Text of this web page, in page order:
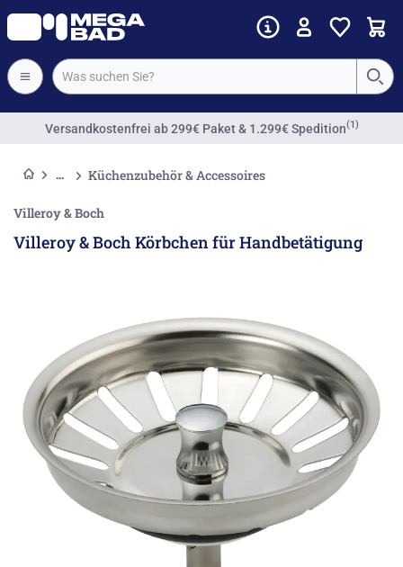
Versandkostenfrei ab 299€ Paket & 1.299€ Spedition(1)
Küchenzubehör & Accessoires
Villeroy & Boch
Villeroy & Boch Körbchen für Handbetätigung